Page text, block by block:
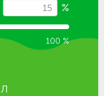
%
100 %
Л